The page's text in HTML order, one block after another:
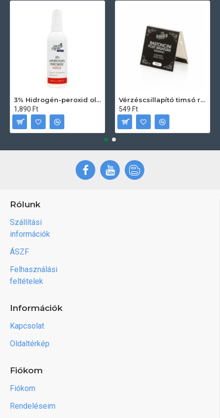
3% Hidrogén-peroxid oldat (sebfertőtlenítő) 100ml
1,890 Ft
Vérzéscsillapító timsó rúd 20db
549 Ft
Rólunk
Szállítási
információk
ÁSZF
Felhasználási
feltételek
Információk
Kapcsolat
Oldaltérkép
Fiókom
Fiókom
Rendeléseim